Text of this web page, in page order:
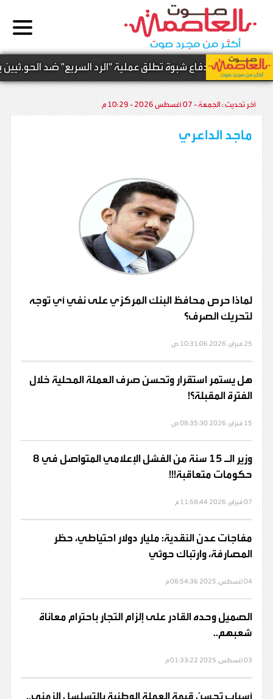
- عاجل | دفاع شبوة تطلق عملية "الرد السريع" ضد الحو.ثيين
آخر تحديث :الجمعة - 07 أغسطس 2026 - 10:29 م
ماجد الداعري
لماذا حرص محافظ البنك المركزي على نفي أي توجه
لتحريك الصرف؟
25 فبراير, 2026 10:31:06 ص
هل يستمر استقرار وتحسن صرف العملة المحلية خلال
الفترة المقبلة؟!
15 فبراير, 2026 08:35:30 ص
وزير الـ 15 سنة من الفشل الإعلامي المتواصل في 8
حكومات متعاقبة!!!
07 فبراير, 2026 11:58:44 م
مفاجآت عدن النقدية: مليار دولار احتياطي، حظر
المصارفة، وارتباك حوثي
04 أغسطس, 2025 08:54:36 م
الصميل وحده القادر على إلزام التجار باحترام معاناة
شعبهم..
03 أغسطس, 2025 01:33:22 م
أسباب تحسن قيمة العملة الوطنية بالتسلسل الزمني..